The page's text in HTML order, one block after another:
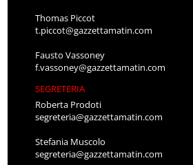
Thomas Piccot
t.piccot@gazzettamatin.com
Fausto Vassoney
f.vassoney@gazzettamatin.com
SEGRETERIA
Roberta Prodoti
segreteria@gazzettamatin.com
Stefania Muscolo
segreteria@gazzettamatin.com